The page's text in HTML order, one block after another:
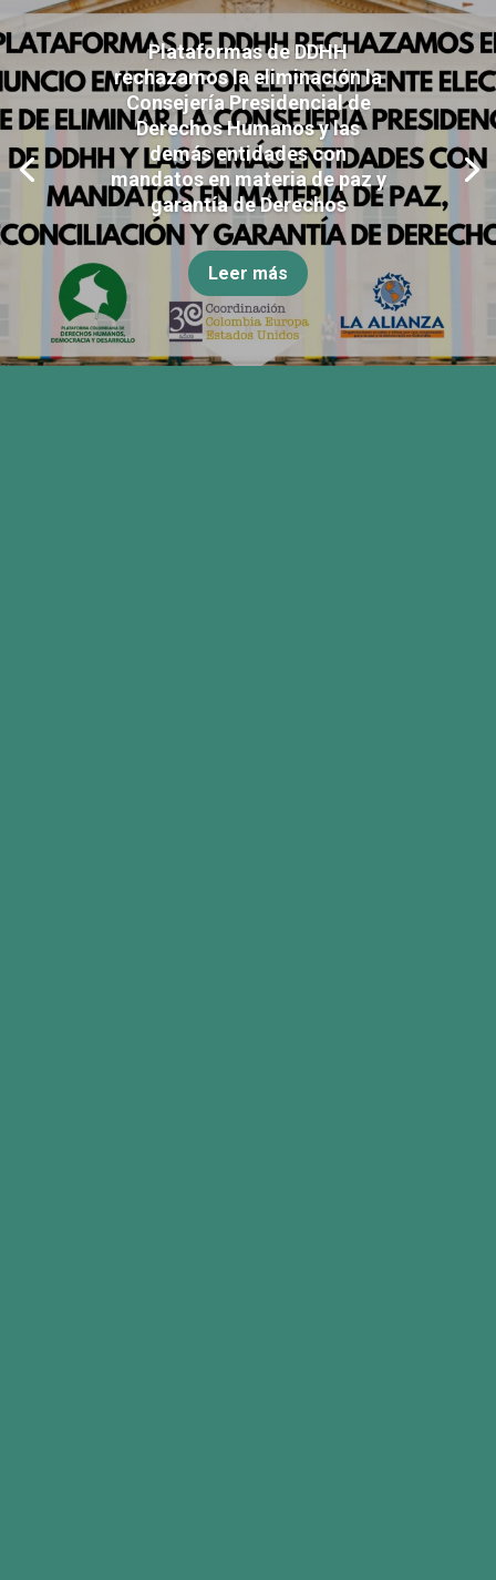
Plataformas de DDHH
rechazamos la eliminación la
Consejería Presidencial de
Derechos Humanos y las
demás entidades con
mandatos en materia de paz y
garantía de Derechos
Leer más